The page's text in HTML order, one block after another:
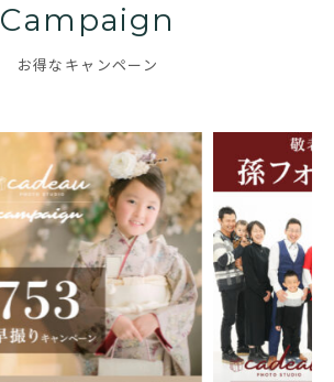
Campaign
お得なキャンペーン